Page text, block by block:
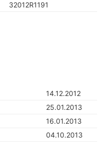
32012R1191
14.12.2012
25.01.2013
16.01.2013
04.10.2013